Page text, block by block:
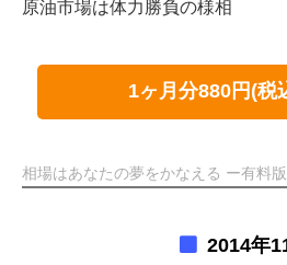
原油市場は体力勝負の様相
1ヶ月分880円(税
相場はあなたの夢をかなえる ー有料
2014年